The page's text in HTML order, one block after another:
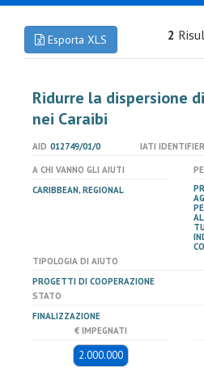
Esporta XLS 2
Ridurre la dispersione
nei Caraibi
AID 012749/01/0 IATI IDENTIFIER
A CHI VANNO GLI AIUTI
CARIBBEAN, REGIONAL
TIPOLOGIA DI AIUTO
PROGETTI DI COOPERAZIONE
STATO
FINALIZZAZIONE
€ IMPEGNATI
2.000.000